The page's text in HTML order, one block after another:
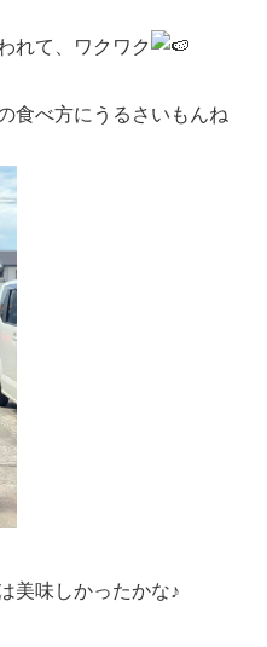
れて、ワクワク
食べ方にうるさいもんね
美味しかったかな♪